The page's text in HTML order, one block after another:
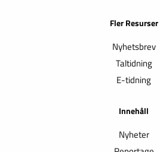
Fler Resurser
Nyhetsbrev
Taltidning
E-tidning
Innehåll
Nyheter